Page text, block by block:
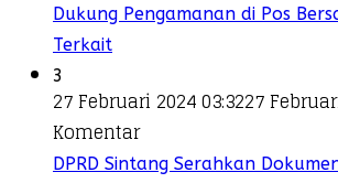
Dukung Pengamanan di Pos
Terkait
3
27 Februari 2024 03:3227
Komentar
DPRD Sintang Serahkan